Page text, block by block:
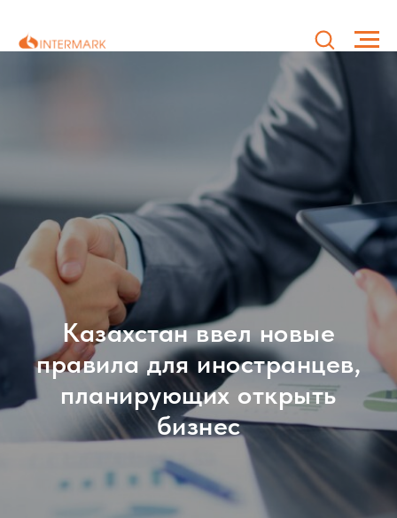
Казахстан ввел новые
правила для иностранцев,
планирующих открыть
бизнес